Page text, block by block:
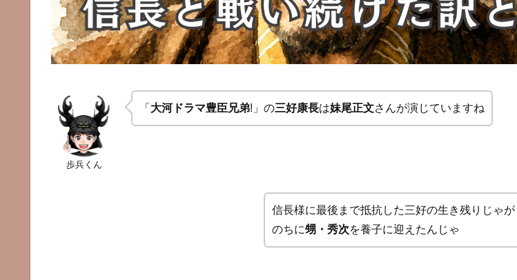
歩兵くん
「 大河ドラマ豊臣兄弟!」の三好康長は妹尾正文さんが演じていますね
信長様に最後まで抵抗した三好の生き残りじゃが
のちに甥・秀次を養子に迎えたんじゃ